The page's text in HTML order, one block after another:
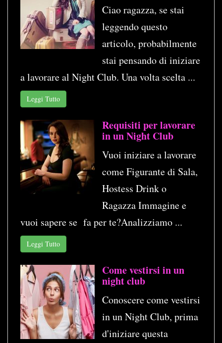
Ciao ragazza, se stai
leggendo questo
articolo, probabilmente
stai pensando di iniziare
a lavorare al Night Club. Una volta scelta ...
Leggi Tutto
Requisiti per lavorare
in un Night Club
Vuoi iniziare a lavorare
come Figurante di Sala,
Hostess Drink o
Ragazza Immagine e
vuoi sapere se fa per te?Analizziamo ...
Leggi Tutto
Come vestirsi in un
night club
Conoscere come vestirsi
in un Night Club, prima
d'iniziare questa